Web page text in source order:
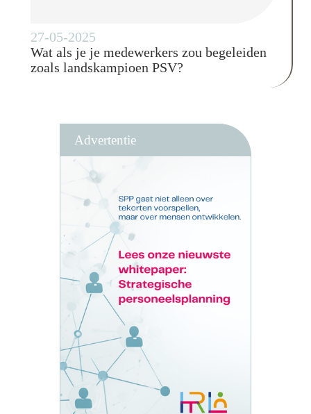
27-05-2025
Wat als je je medewerkers zou begeleiden
zoals landskampioen PSV?
Advertentie